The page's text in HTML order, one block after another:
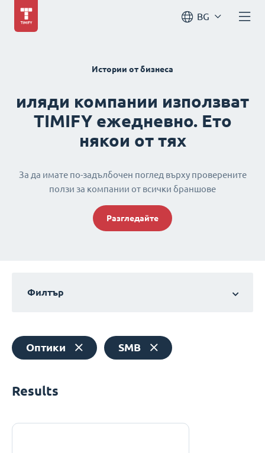
BG
Истории от бизнеса
иляди компании използват
TIMIFY ежедневно. Ето
някои от тях
За да имате по-задълбочен поглед върху проверените
ползи за компании от всички браншове
Разгледайте
Филтър
Оптики SMB
Results